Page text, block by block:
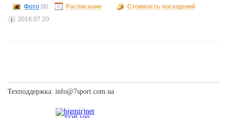
Фото (8) Расписание
Стоимость посещений
2016.07.20
Техподдержка: info@7sport.com.ua